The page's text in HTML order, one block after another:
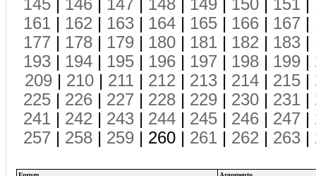
145 | 146 | 147 | 148 | 149 | 150 | 151 |
161 | 162 | 163 | 164 | 165 | 166 | 167 |
177 | 178 | 179 | 180 | 181 | 182 | 183 |
193 | 194 | 195 | 196 | 197 | 198 | 199 |
209 | 210 | 211 | 212 | 213 | 214 | 215 |
225 | 226 | 227 | 228 | 229 | 230 | 231 |
241 | 242 | 243 | 244 | 245 | 246 | 247 |
257 | 258 | 259 | 260 | 261 | 262 | 263 |